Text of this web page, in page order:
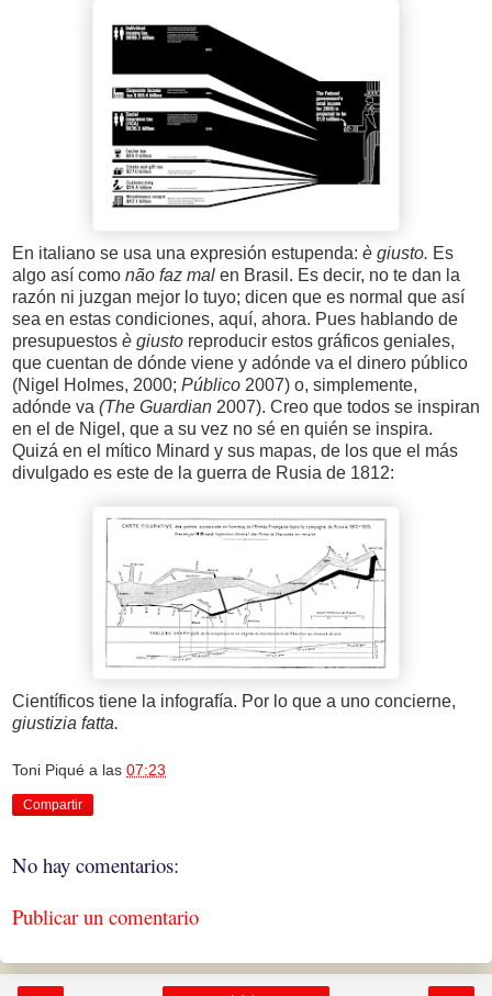
En italiano se usa una expresión estupenda: è giusto. Es
algo así como não faz mal en Brasil. Es decir, no te dan la
razón ni juzgan mejor lo tuyo; dicen que es normal que así
sea en estas condiciones, aquí, ahora. Pues hablando de
presupuestos è giusto reproducir estos gráficos geniales,
que cuentan de dónde viene y adónde va el dinero público
(Nigel Holmes, 2000; Público 2007) o, simplemente,
adónde va (The Guardian 2007). Creo que todos se inspiran
en el de Nigel, que a su vez no sé en quién se inspira.
Quizá en el mítico Minard y sus mapas, de los que el más
divulgado es este de la guerra de Rusia de 1812:
Científicos tiene la infografía. Por lo que a uno concierne,
giustizia fatta.
Toni Piqué a las 07:23
Compartir
No hay comentarios:
Publicar un comentario